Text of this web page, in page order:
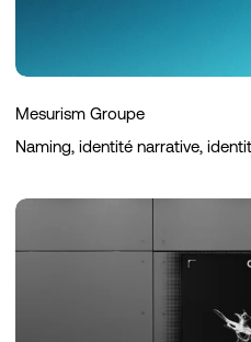
Mesurism Groupe
Naming, identité narrative,
Cord